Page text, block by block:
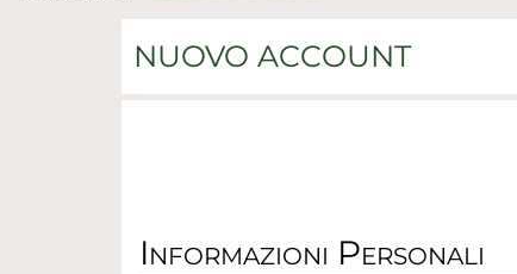
NUOVO ACCOUNT
Informazioni Personali